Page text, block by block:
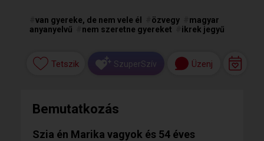
van gyereke, de nem vele él özvegy
magyar
anyanyelvű
nem szeretne gyereket ikrek jegyű
Tetszik SzuperSzív Üzenj
Bemutatkozás
Szia én Marika vagyok és 54 éves